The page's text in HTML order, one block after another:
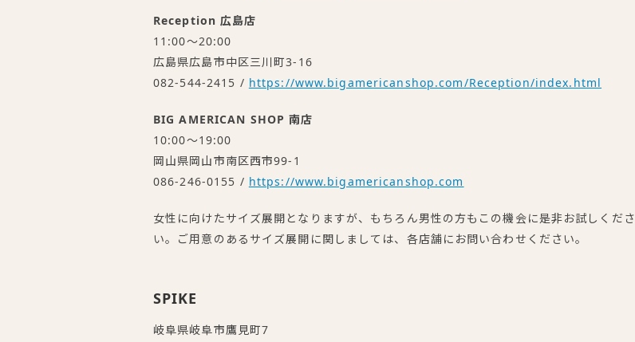
Reception 広島店
11:00～20:00
広島県広島市中区三川町3-16
082-544-2415 / https://www.bigamericanshop.com/Reception/index.html
BIG AMERICAN SHOP 南店
10:00～19:00
岡山県岡山市南区西市99-1
086-246-0155 / https://www.bigamericanshop.com
女性に向けたサイズ展開となりますが、もちろん男性の方もこの機会に是非お試しくださ
い。ご用意のあるサイズ展開に関しましては、各店舗にお問い合わせください。
SPIKE
岐阜県岐阜市鷹見町7